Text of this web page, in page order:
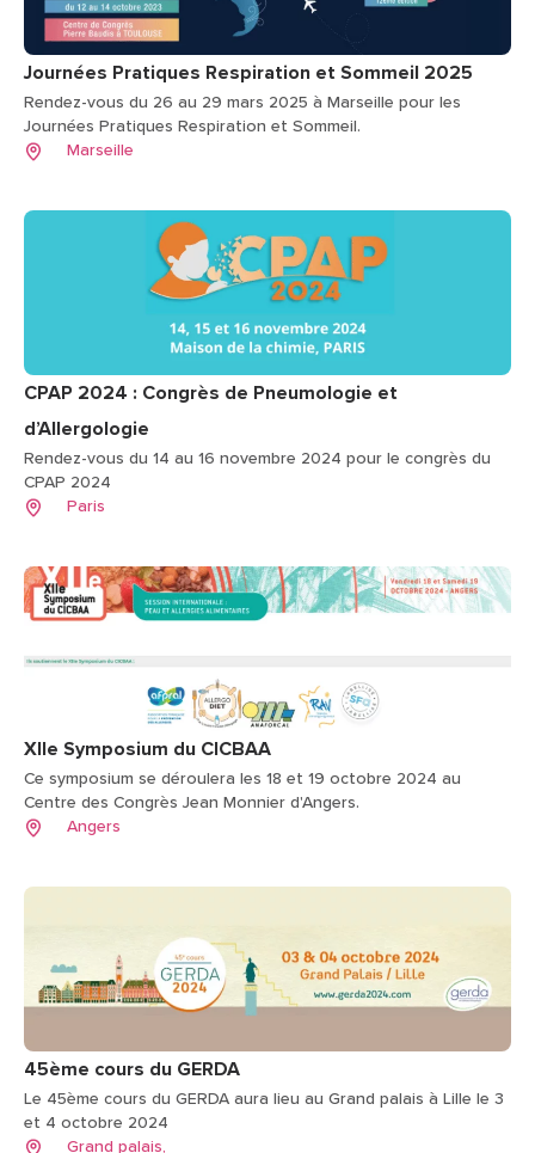
Journées Pratiques Respiration et Sommeil 2025
Rendez-vous du 26 au 29 mars 2025 à Marseille pour les
Journées Pratiques Respiration et Sommeil.
Marseille
CPAP 2024 : Congrès de Pneumologie et
d’Allergologie
Rendez-vous du 14 au 16 novembre 2024 pour le congrès du
CPAP 2024
Paris
XIIe Symposium du CICBAA
Ce symposium se déroulera les 18 et 19 octobre 2024 au
Centre des Congrès Jean Monnier d'Angers.
Angers
45ème cours du GERDA
Le 45ème cours du GERDA aura lieu au Grand palais à Lille le 3
et 4 octobre 2024
Grand palais,